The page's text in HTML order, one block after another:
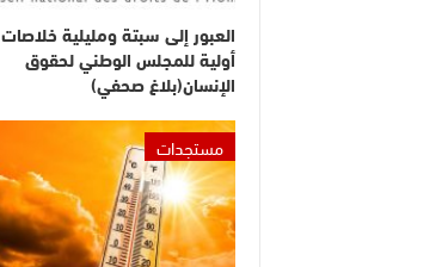
العبور إلى سبتة ومليلية خلاصات
أولية للمجلس الوطني لحقوق
الإنسان(بلاغ صحفي)
مستجدات